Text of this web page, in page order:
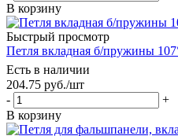
В корзину
Быстрый просмотр
Петля вкладная б/пружины
Есть в наличии
204.75 руб./шт
-
+
В корзину